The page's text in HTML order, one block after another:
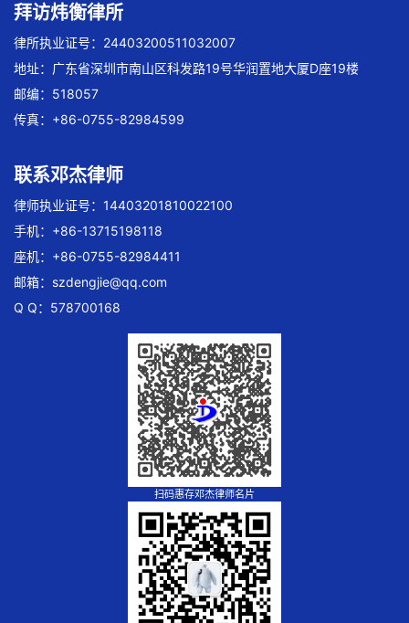
拜访炜衡律所
律所执业证号：24403200511032007
地址：广东省深圳市南山区科发路19号华润置地大厦D座19楼
邮编：518057
传真：+86-0755-82984599
联系邓杰律师
律师执业证号：14403201810022100
手机：+86-13715198118
座机：+86-0755-82984411
邮箱： szdengjie@qq.com
Q Q：578700168
扫码惠存邓杰律师名片